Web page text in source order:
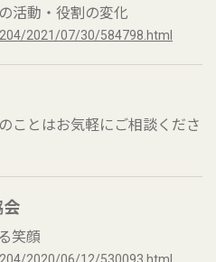
活動・役割の変化
2021/07/30/584798.html
ことはお気軽にご相談くださ
会
笑顔